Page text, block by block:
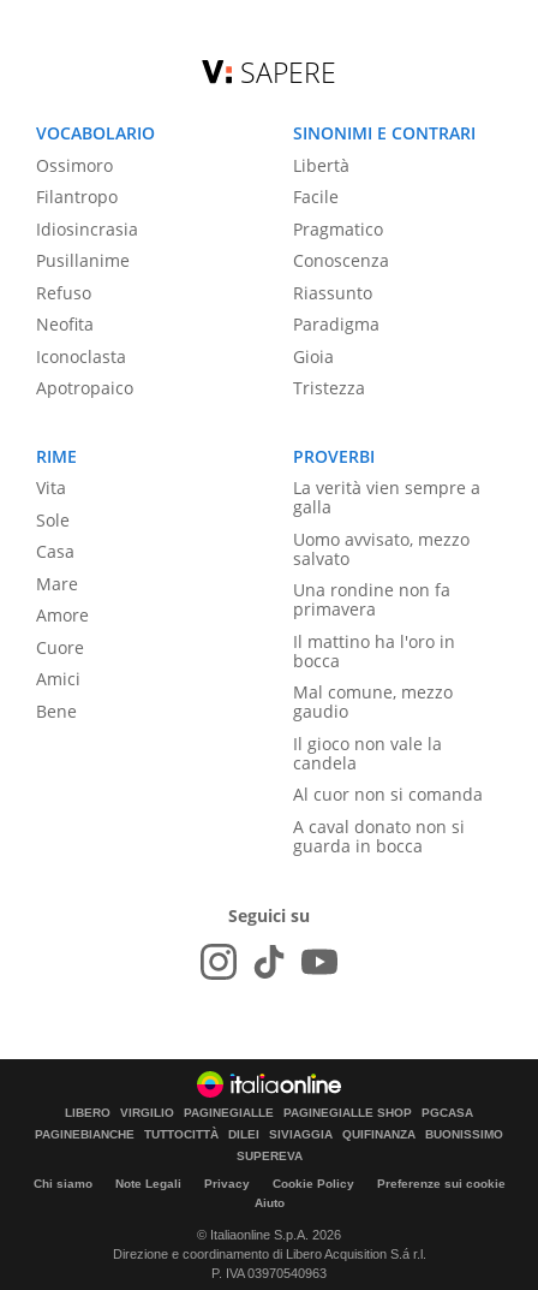
SAPERE
VOCABOLARIO
Ossimoro
Filantropo
Idiosincrasia
Pusillanime
Refuso
Neofita
Iconoclasta
Apotropaico
SINONIMI E CONTRARI
Libertà
Facile
Pragmatico
Conoscenza
Riassunto
Paradigma
Gioia
Tristezza
RIME
Vita
Sole
Casa
Mare
Amore
Cuore
Amici
Bene
PROVERBI
La verità vien sempre a
galla
Uomo avvisato, mezzo
salvato
Una rondine non fa
primavera
Il mattino ha l'oro in
bocca
Mal comune, mezzo
gaudio
Il gioco non vale la
candela
Al cuor non si comanda
A caval donato non si
guarda in bocca
Seguici su
LIBERO VIRGILIO PAGINEGIALLE PAGINEGIALLE SHOP
PGCASA
PAGINEBIANCHE
TUTTOCITTÀ DILEI SIVIAGGIA QUIFINANZA
BUONISSIMO
SUPEREVA
Chi siamo Note Legali Privacy Cookie Policy
Preferenze sui cookie
Aiuto
© Italiaonline S.p.A. 2026
Direzione e coordinamento di Libero Acquisition S.á r.l.
P. IVA 03970540963